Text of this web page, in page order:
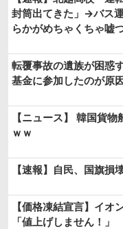
封筒出てきた」→バス
らかがめちゃくちゃ嘘
転覆事故の遺族が困惑
基金に参加したのが原
【ニュース】 韓国貨
ｗｗ
【速報】自民、国旗損
【価格凍結宣言】イ
「値上げしません！」